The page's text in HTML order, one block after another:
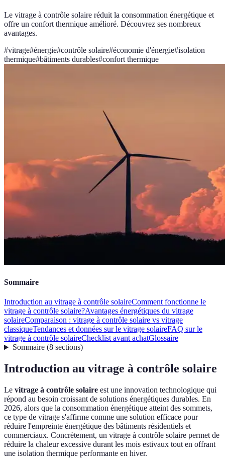
Le vitrage à contrôle solaire réduit la consommation énergétique et
offre un confort thermique amélioré. Découvrez ses nombreux
avantages.
#vitrage#énergie#contrôle solaire#économie d'énergie#isolation
thermique#bâtiments durables#confort thermique
Sommaire
Introduction au vitrage à contrôle solaireComment fonctionne le
vitrage à contrôle solaire?Avantages énergétiques du vitrage
solaireComparaison : vitrage à contrôle solaire vs vitrage
classiqueTendances et données sur le vitrage solaireFAQ sur le
vitrage à contrôle solaireChecklist avant achatGlossaire
Sommaire(8 sections)
Introduction au vitrage à contrôle solaire
Le vitrage à contrôle solaire est une innovation technologique qui
répond au besoin croissant de solutions énergétiques durables. En
2026, alors que la consommation énergétique atteint des sommets,
ce type de vitrage s'affirme comme une solution efficace pour
réduire l'empreinte énergétique des bâtiments résidentiels et
commerciaux. Concrètement, un vitrage à contrôle solaire permet de
réduire la chaleur excessive durant les mois estivaux tout en offrant
une isolation thermique performante en hiver.